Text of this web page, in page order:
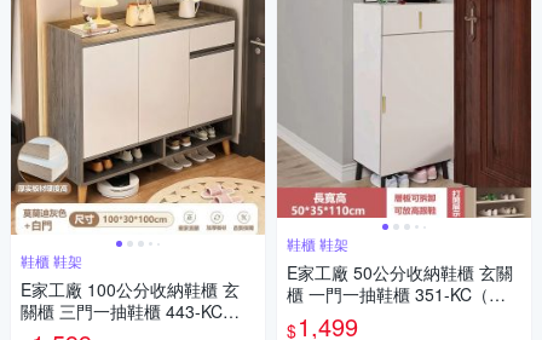
鞋櫃 鞋架
E家工廠 100公分收納鞋櫃 玄
關櫃 三門一抽鞋櫃 443-KC
（莫蘭迪灰色）
鞋櫃 鞋架
E家工廠 50公分收納鞋櫃 玄關
櫃 一門一抽鞋櫃 351-KC（奶
白色）
$1,499